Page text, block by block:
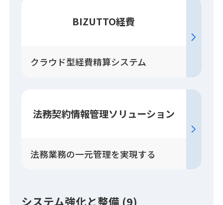
BIZUTTO経費
クラウド型経費精算システム
法務契約情報管理ソリューション
法務業務の一元管理を実現する
システム強化と整備 (9)